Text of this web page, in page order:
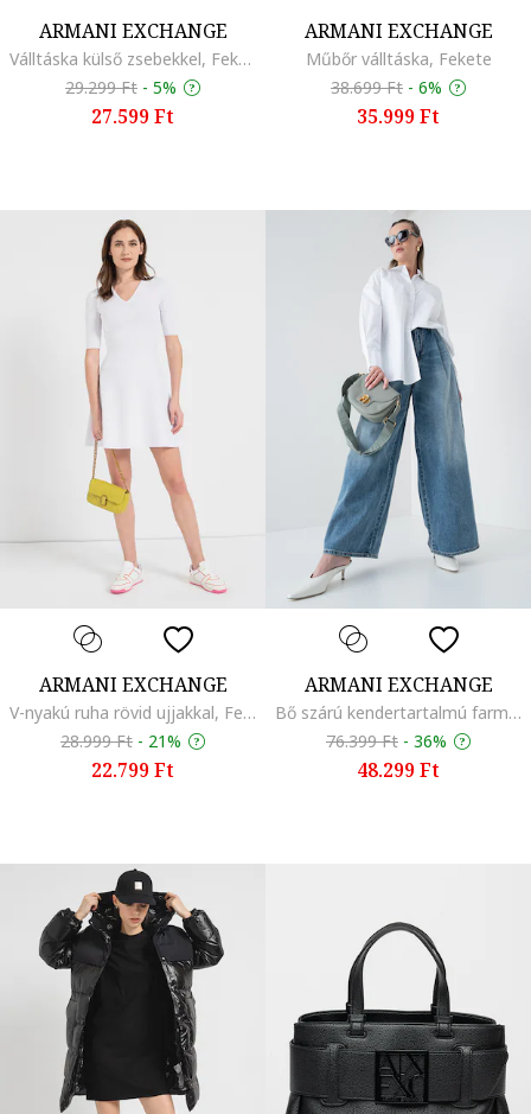
ARMANI EXCHANGE
Válltáska külső zsebekkel, Fekete
29.299 Ft - 5%
27.599 Ft
ARMANI EXCHANGE
Műbőr válltáska, Fekete
38.699 Ft - 6%
35.999 Ft
ARMANI EXCHANGE
V-nyakú ruha rövid ujjakkal, Fehér
28.999 Ft - 21%
22.799 Ft
ARMANI EXCHANGE
Bő szárú kendertartalmú farmernadrág, Kék
76.399 Ft - 36%
48.299 Ft